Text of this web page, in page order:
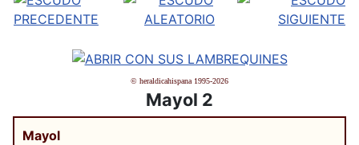
© heraldicahispana 1995-2026
Mayol 2
Mayol